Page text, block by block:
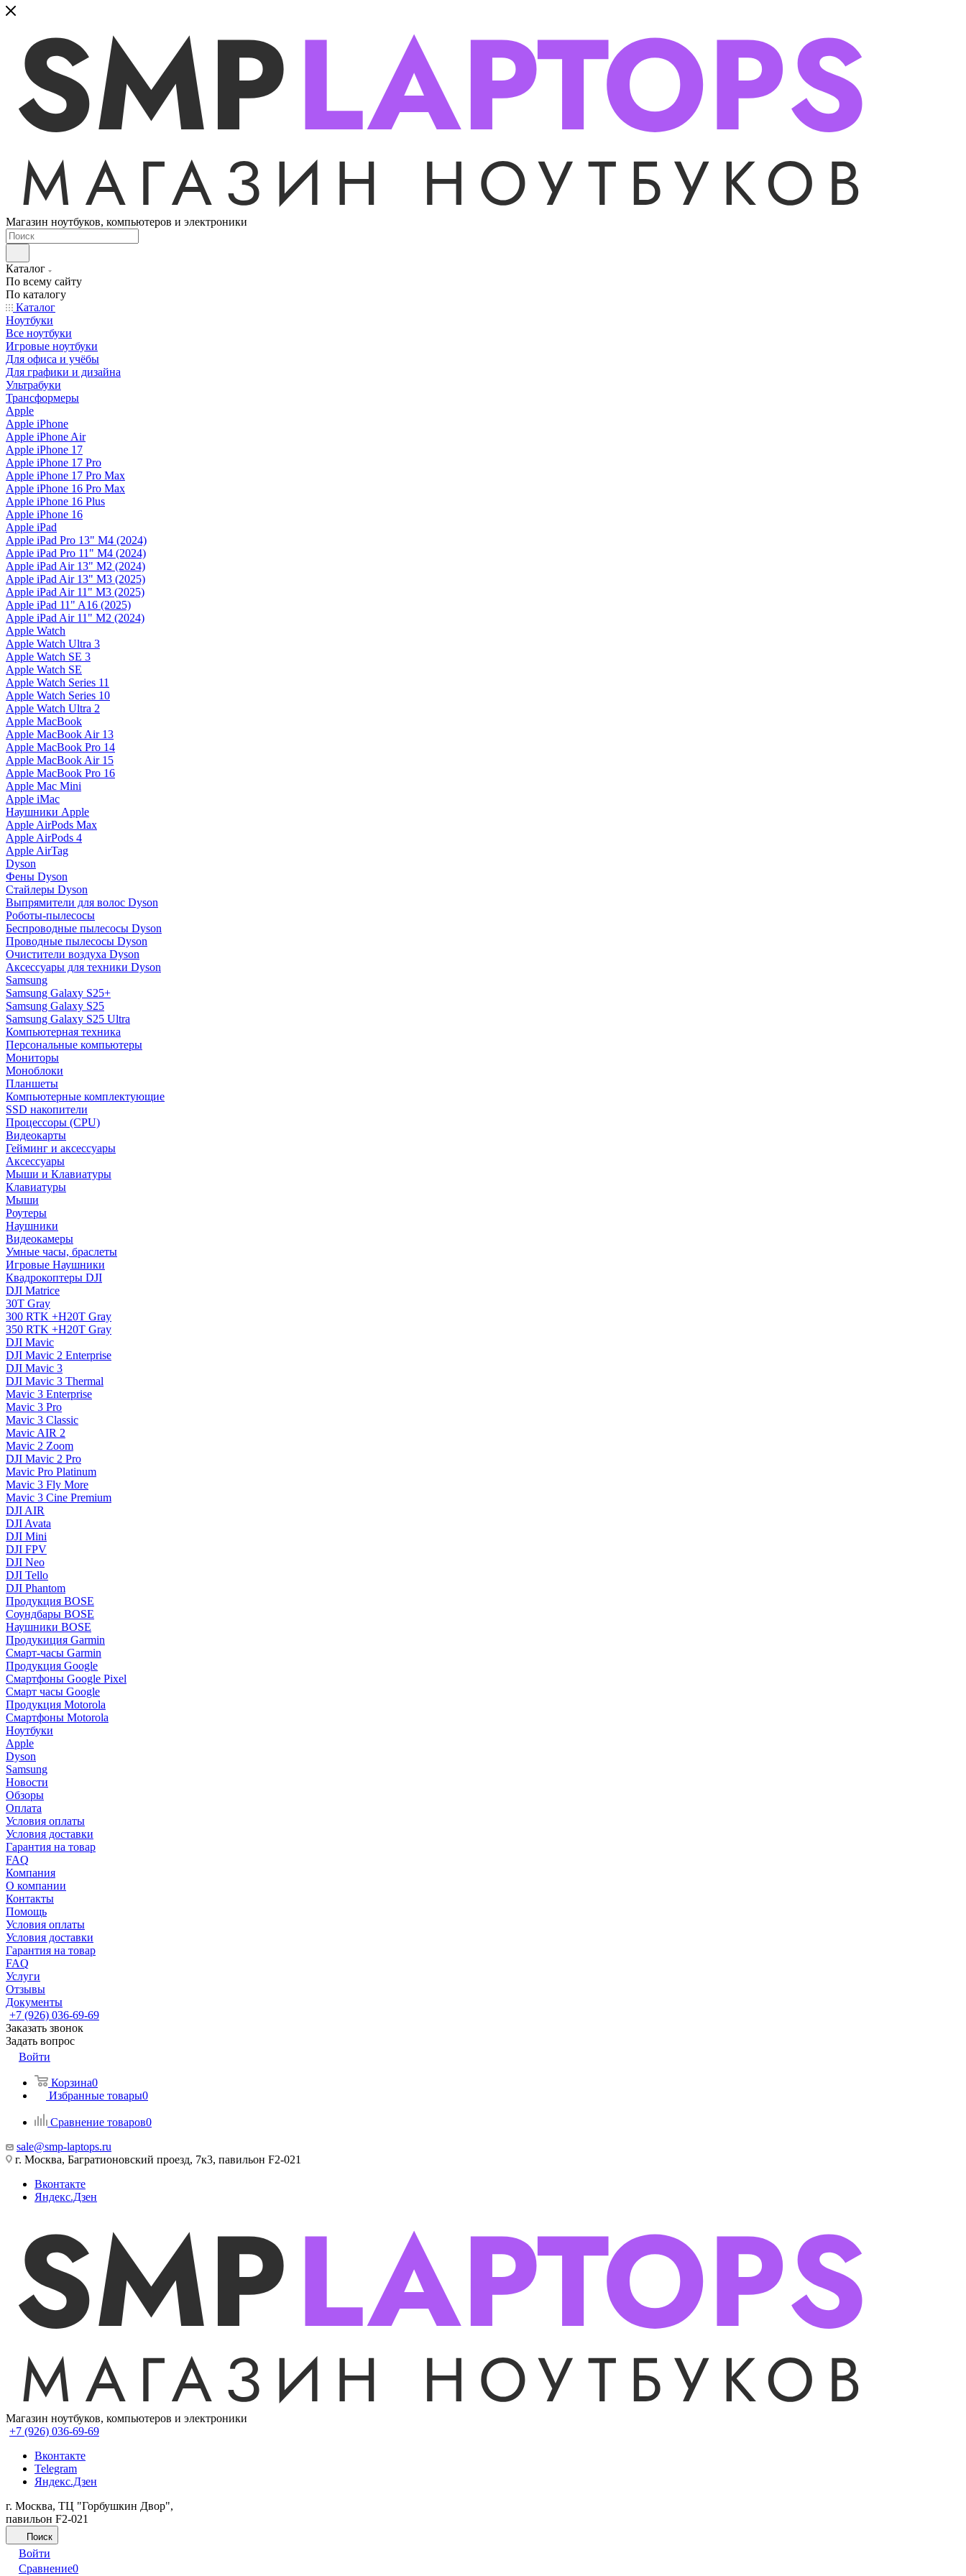
Магазин ноутбуков, компьютеров и электроники
Каталог
По всему сайту
По каталогу
Каталог
Ноутбуки
Все ноутбуки
Игровые ноутбуки
Для офиса и учёбы
Для графики и дизайна
Ультрабуки
Трансформеры
Apple
Apple iPhone
Apple iPhone Air
Apple iPhone 17
Apple iPhone 17 Pro
Apple iPhone 17 Pro Max
Apple iPhone 16 Pro Max
Apple iPhone 16 Plus
Apple iPhone 16
Apple iPad
Apple iPad Pro 13" M4 (2024)
Apple iPad Pro 11" M4 (2024)
Apple iPad Air 13" M2 (2024)
Apple iPad Air 13" M3 (2025)
Apple iPad Air 11" M3 (2025)
Apple iPad 11" A16 (2025)
Apple iPad Air 11" M2 (2024)
Apple Watch
Apple Watch Ultra 3
Apple Watch SE 3
Apple Watch SE
Apple Watch Series 11
Apple Watch Series 10
Apple Watch Ultra 2
Apple MacBook
Apple MacBook Air 13
Apple MacBook Pro 14
Apple MacBook Air 15
Apple MacBook Pro 16
Apple Mac Mini
Apple iMac
Наушники Apple
Apple AirPods Max
Apple AirPods 4
Apple AirTag
Dyson
Фены Dyson
Стайлеры Dyson
Выпрямители для волос Dyson
Роботы-пылесосы
Беспроводные пылесосы Dyson
Проводные пылесосы Dyson
Очистители воздуха Dyson
Аксессуары для техники Dyson
Samsung
Samsung Galaxy S25+
Samsung Galaxy S25
Samsung Galaxy S25 Ultra
Компьютерная техника
Персональные компьютеры
Мониторы
Моноблоки
Планшеты
Компьютерные комплектующие
SSD накопители
Процессоры (CPU)
Видеокарты
Гейминг и аксессуары
Аксессуары
Мыши и Клавиатуры
Клавиатуры
Мыши
Роутеры
Наушники
Видеокамеры
Умные часы, браслеты
Игровые Наушники
Квадрокоптеры DJI
DJI Matrice
30T Gray
300 RTK +H20T Gray
350 RTK +H20T Gray
DJI Mavic
DJI Mavic 2 Enterprise
DJI Mavic 3
DJI Mavic 3 Thermal
Mavic 3 Enterprise
Mavic 3 Pro
Mavic 3 Сlassic
Mavic AIR 2
Mavic 2 Zoom
DJI Mavic 2 Pro
Mavic Pro Platinum
Mavic 3 Fly More
Mavic 3 Cine Premium
DJI AIR
DJI Avata
DJI Mini
DJI FPV
DJI Neo
DJI Tello
DJI Phantom
Продукция BOSE
Соундбары BOSE
Наушники BOSE
Продукиция Garmin
Смарт-часы Garmin
Продукция Google
Смартфоны Google Pixel
Смарт часы Google
Продукция Motorola
Смартфоны Motorola
Ноутбуки
Apple
Dyson
Samsung
Новости
Обзоры
Оплата
Условия оплаты
Условия доставки
Гарантия на товар
FAQ
Компания
О компании
Контакты
Помощь
Условия оплаты
Условия доставки
Гарантия на товар
FAQ
Услуги
Отзывы
Документы
+7 (926) 036-69-69
Заказать звонок
Задать вопрос
Войти
Корзина0
Избранные товары0
Сравнение товаров0
sale@smp-laptops.ru
г. Москва, Багратионовский проезд, 7к3, павильон F2-021
Вконтакте
Яндекс.Дзен
Магазин ноутбуков, компьютеров и электроники
+7 (926) 036-69-69
Вконтакте
Telegram
Яндекс.Дзен
г. Москва, ТЦ "Горбушкин Двор",
павильон F2-021
Поиск
Войти
Сравнение0